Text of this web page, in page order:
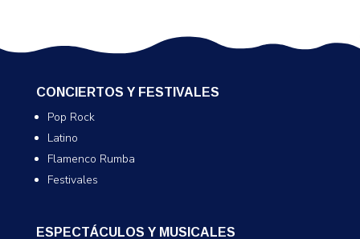
CONCIERTOS Y FESTIVALES
Pop Rock
Latino
Flamenco Rumba
Festivales
ESPECTÁCULOS Y MUSICALES